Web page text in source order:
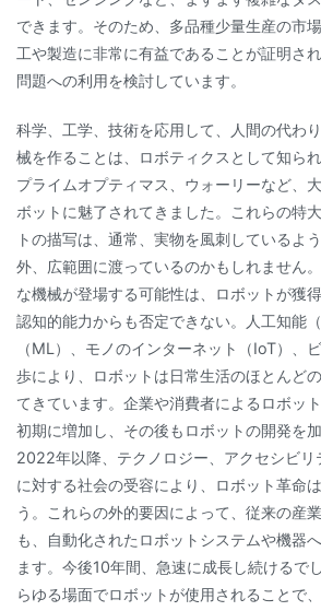
できます。そのため、多品種少量生産の市
工や製造に非常に有益であることが証明さ
問題への利用を検討しています。
科学、工学、技術を応用して、人間の代わ
械を作ることは、ロボティクスとして知ら
プライムオプティマス、ウォーリーなど、
ボットに魅了されてきました。これらの特
トの描写は、通常、実物を風刺しているよ
外、広範囲に渡っているのかもしれません
な機械が登場する可能性は、ロボットが獲
認知的能力からも否定できない。人工知能
（ML）、モノのインターネット（IoT）、
歩により、ロボットは日常生活のほとんど
てきています。企業や消費者によるロボッ
初期に増加し、その後もロボットの開発を
2022年以降、テクノロジー、アクセシビリ
に対する社会の受容により、ロボット革命
う。これらの外的要因によって、従来の産
も、自動化されたロボットシステムや機器
ます。今後10年間、急速に成長し続けるで
らゆる場面でロボットが使用されることで